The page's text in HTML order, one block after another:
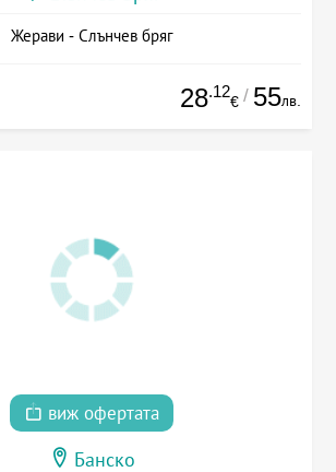
Жерави - Слънчев бряг
28.12
€ / 55лв.
виж офертата
Банско